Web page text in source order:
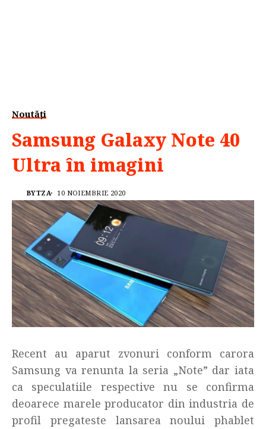
Noutăți
Samsung Galaxy Note 40
Ultra în imagini
BYTZA 10 NOIEMBRIE 2020
Recent au aparut zvonuri conform carora
Samsung va renunta la seria „Note” dar iata
ca speculatiile respective nu se confirma
deoarece marele producator din industria de
profil pregateste lansarea noului phablet